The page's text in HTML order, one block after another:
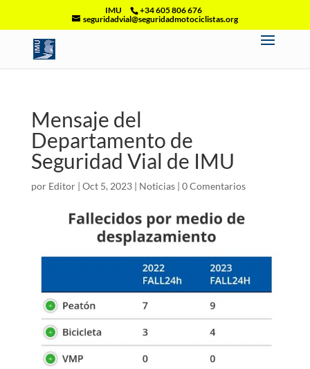
IMU
+34 605 806 676
seguridadvial@seguridadmotociclistas.org
Mensaje del
Departamento de
Seguridad Vial de IMU
por Editor| Oct 5, 2023| Noticias| 0 Comentarios